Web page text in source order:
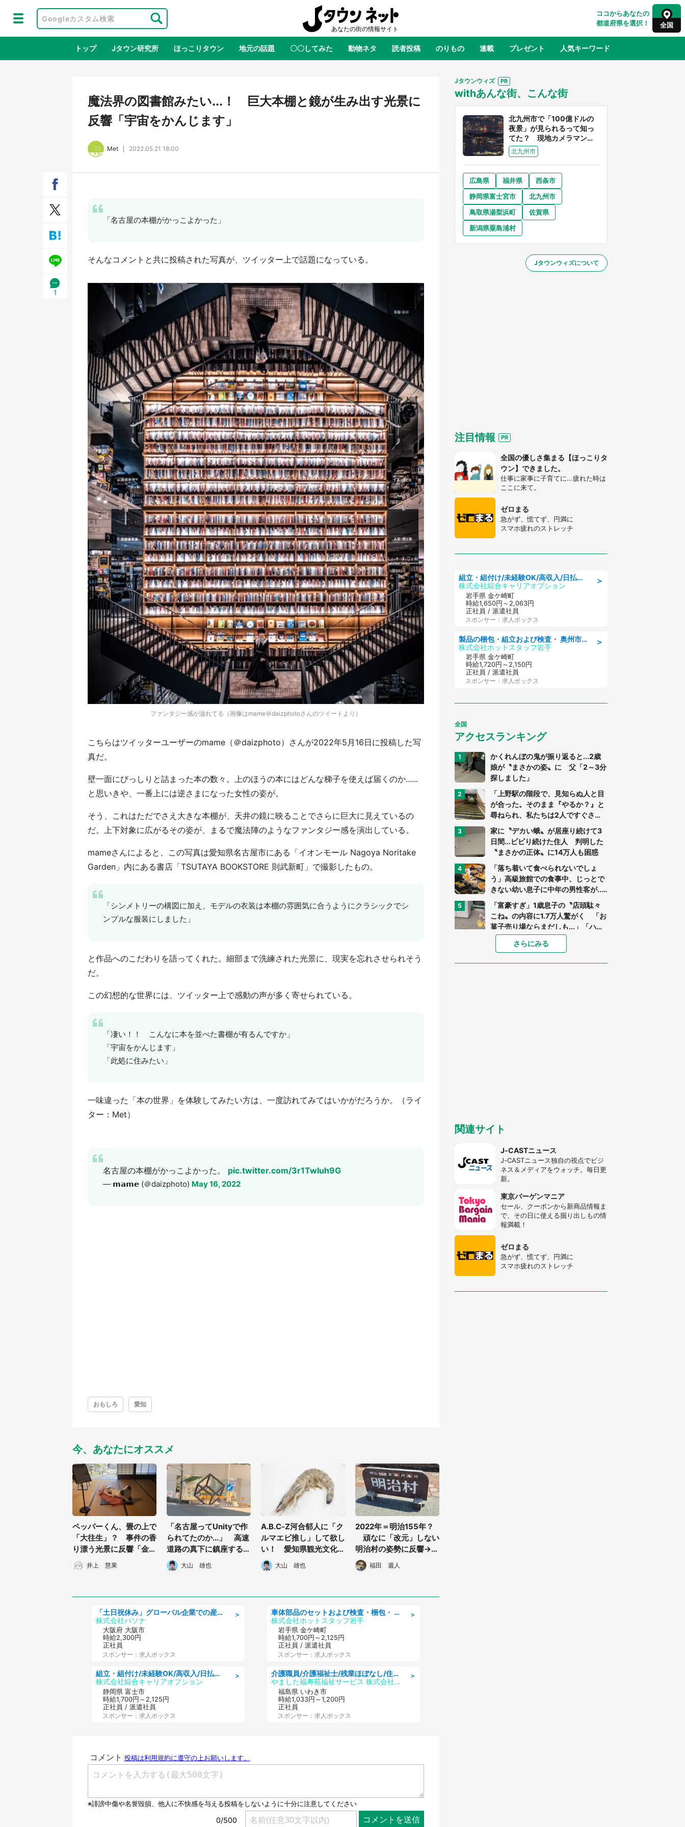
ココからあなたの
都道府県を選択！
全国
全国 全国
東北 青森 岩手 宮城 山形 福島
千葉 東京 神奈川
奈良 和歌山
山口
大分 宮崎
トップ Jタウン研究所 ほっこりタウン 地元の話題 〇〇してみた 動物ネタ 読者投稿 のりもの 連載 プレゼント 人気キーワード
地域×二次元 絶景 あの時はありがとう 物語がはじまる町へ ふるさと納税
ラプラス・ダークネスが栃木県を征
服！？ 県公式プロモ動画で「聖地」
が生産されてます【7／31～1／31】
ラボ、本邦初公開の「猫猫像」も【8
『小林さんちのメイドラゴン』と舞台
のモデル・越谷がコラボ 田んぼアー
トの見頃にあわせて企画続々【7／31
～】
魔法界の図書館みたい...！ 巨大本棚と鏡が生み出す光景に
反響「宇宙をかんじます」
Met 2022.05.21 18:00
1
「名古屋の本棚がかっこよかった」
そんなコメントと共に投稿された写真が、ツイッター上で話題になっている。
ファンタジー感が溢れてる（画像はmame＠daizphotoさんのツイートより）
こちらはツイッターユーザーのmame（＠daizphoto）さんが2022年5月16日に投稿した写
真だ。
壁一面にびっしりと詰まった本の数々。上のほうの本にはどんな梯子を使えば届くのか......
と思いきや、一番上には逆さまになった女性の姿が。
そう、これはただでさえ大きな本棚が、天井の鏡に映ることでさらに巨大に見えているの
だ。上下対象に広がるその姿が、まるで魔法陣のようなファンタジー感を演出している。
mameさんによると、この写真は愛知県名古屋市にある「イオンモール Nagoya Noritake
Garden」内にある書店「TSUTAYA BOOKSTORE 則武新町」で撮影したもの。
「シンメトリーの構図に加え、モデルの衣装は本棚の雰囲気に合うようにクラシックでシ
ンプルな服装にしました」
と作品へのこだわりを語ってくれた。細部まで洗練された光景に、現実を忘れさせられそう
だ。
この幻想的な世界には、ツイッター上で感動の声が多く寄せられている。
「凄い！！ こんなに本を並べた書棚が有るんですか」
「宇宙をかんじます」
「此処に住みたい」
一味違った「本の世界」を体験してみたい方は、一度訪れてみてはいかがだろうか。（ライ
ター：Met）
名古屋の本棚がかっこよかった。 pic.twitter.com/3r1TwIuh9G
— 𝗺𝗮𝗺𝗲 (＠daizphoto) May 16, 2022
おもしろ 愛知
今、あなたにオススメ
ペッパーくん、畳の上で
「大往生」？ 事件の香
り漂う光景に反響「金田
一耕助の出番かしら」
井上 慧果
「名古屋ってUnityで作
られてたのか...」 高速
道路の真下に鎮座する
「謎の立方体」が気にな
りすぎる
大山 雄也
A.B.C-Z河合郁人に「ク
ルマエビ推し」して欲し
い！ 愛知県観光文化大
使就任で期待かかる
大山 雄也
2022年＝明治155年？
頑なに「改元」しない
明治村の姿勢に反響→実
は深い理由があった
福田 週人
＞
「土日祝休み」グローバル企業での産業保健のお仕事/保健師/高時給/残業なし/服装自由/要資格:保健師
株式会社パソナ
大阪府 大阪市
時給2,300円
正社員
スポンサー：求人ボックス
＞
組立・組付け/未経験OK/高収入/日払いOK/寮費無料/交替制
株式会社綜合キャリアオプション
静岡県 富士市
時給1,700円～2,125円
正社員 / 派遣社員
スポンサー：求人ボックス
＞
車体部品のセットおよび検査・梱包・ 月収32万可!自動車部品の組付け・検査 家賃補助あり 長期安定/日払いOK
株式会社ホットスタッフ岩手
岩手県 金ケ崎町
時給1,700円～2,125円
正社員 / 派遣社員
スポンサー：求人ボックス
＞
介護職員/介護福祉士/残業ほぼなし/住宅型有料老人ホームの介護職/シフト相談可
やました福寿苑福祉サービス 株式会社/やました福寿苑内郷
福島県 いわき市
時給1,033円～1,200円
正社員
スポンサー：求人ボックス
Jタウンウィズ
withあんな街、こんな街
北九州市で「100億ドルの
夜景」が見られるって知っ
てた？ 現地カメラマンに
聞く、きらめく光を捉える
方法
北九州市
広島県 福井県
西条市
静岡県富士宮市
北九州市
鳥取県湯梨浜町
佐賀県
新潟県粟島浦村
Jタウンウィズについて
注目情報
全国の優しさ集まる【ほっこりタ
ウン】できました。
仕事に家事に子育てに...疲れた時は
ここに来て。
ゼロまる
急がず、慌てず、円満に
スマホ疲れのストレッチ
＞
組立・組付け/未経験OK/高収入/日払いOK/交替制/20・30・40代活躍中
株式会社綜合キャリアオプション
岩手県 金ケ崎町
時給1,650円～2,063円
正社員 / 派遣社員
スポンサー：求人ボックス
＞
製品の梱包・組立および検査・ 奥州市江刺/大手企業で長期安定 梱包・検査・組立/半年経過毎に5万円の報奨金有
株式会社ホットスタッフ岩手
岩手県 金ケ崎町
時給1,720円～2,150円
正社員 / 派遣社員
スポンサー：求人ボックス
全国
アクセスランキング
かくれんぼの鬼が振り返ると...2歳
娘が〝まさかの姿〟に 父「2～3分
探しました」
「上野駅の階段で、見知らぬ人と目
が合った。そのまま『やるか？』と
尋ねられ、私たちは2人ですぐさ
ま...」（茨城県・70代男性）
家に〝デカい蛾〟が居座り続けて3
日間...ビビり続けた住人 判明した
〝まさかの正体〟に14万人も困惑
「落ち着いて食べられないでしょ
う」高級旅館での食事中、じっとで
きない幼い息子に中年の男性客が...
（東京都・40代男性）
「富豪すぎ」1歳息子の〝店頭駄々
こね〟の内容に1.7万人驚がく 「お
菓子売り場ならまだしも...」「ハー
ドル高い」
あまりにも四角すぎる猫、激写され
る 「これもう座布団だろ」「食パ
ンの耳」と1.4万人困惑
求めると、住人の男性が...」
さらにみる
関連サイト
J-CASTニュース
J-CASTニュース独自の視点でビジ
ネス＆メディアをウォッチ。毎日更
新。
東京バーゲンマニア
セール、クーポンから新商品情報ま
で、その日に使える掘り出しもの情
報満載！
ゼロまる
急がず、慌てず、円満に
スマホ疲れのストレッチ